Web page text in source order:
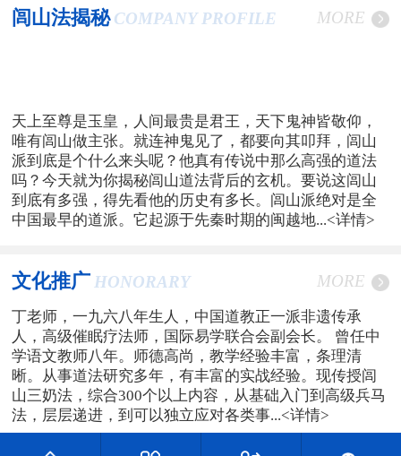
闾山法揭秘 COMPANY PROFILE MORE
天上至尊是玉皇，人间最贵是君王，天下鬼神皆敬仰，
唯有闾山做主张。就连神鬼见了，都要向其叩拜，闾山
派到底是个什么来头呢？他真有传说中那么高强的道法
吗？今天就为你揭秘闾山道法背后的玄机。要说这闾山
到底有多强，得先看他的历史有多长。闾山派绝对是全
中国最早的道派。它起源于先秦时期的闽越地...<详情>
文化推广 HONORARY MORE
丁老师，一九六八年生人，中国道教正一派非遗传承
人，高级催眠疗法师，国际易学联合会副会长。 曾任中
学语文教师八年。师德高尚，教学经验丰富，条理清
晰。从事道法研究多年，有丰富的实战经验。现传授闾
山三奶法，综合300个以上内容，从基础入门到高级兵马
法，层层递进，到可以独立应对各类事...<详情>